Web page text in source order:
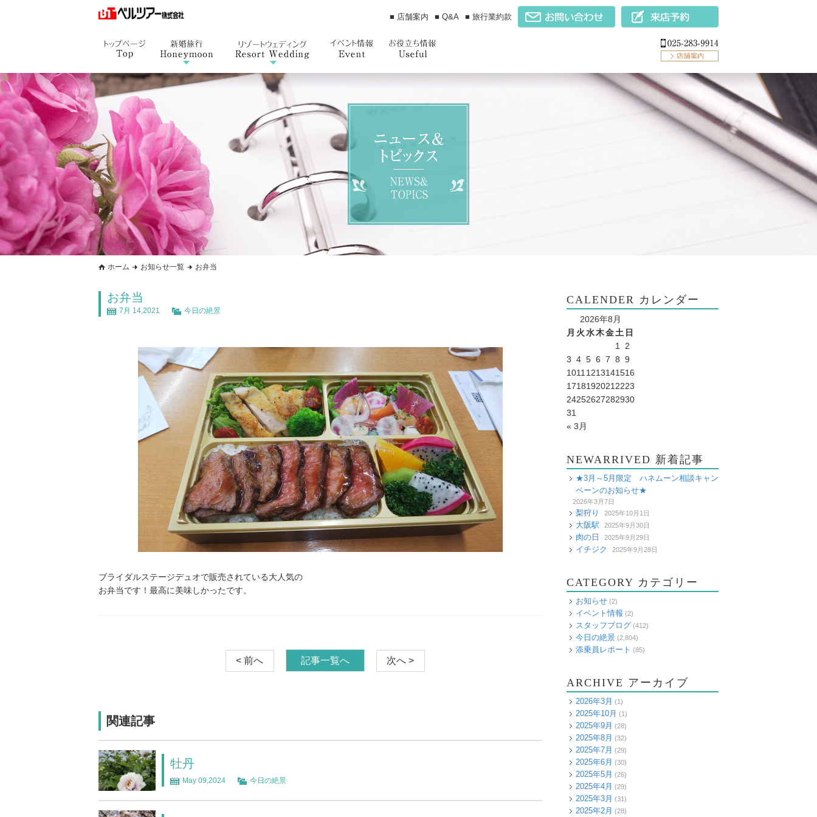
■ 店舗案内 ■ Q&A ■ 旅行業約款
ホーム お知らせ一覧 お弁当
お弁当
7月 14,2021 今日の絶景
ブライダルステージデュオで販売されている大人気の
お弁当です！最高に美味しかったです。
< 前へ 記事一覧へ 次へ >
関連記事
牡丹
May 09,2024 今日の絶景
CALENDER カレンダー
2026年8月
月 火水木金土 日
1
2
3 4 5 6 7 8 9
1011 1213141516
1718192021 2223
24252627282930
31
« 3月
NEWARRIVED 新着記事
★3月～5月限定 ハネムーン相談キャン
ペーンのお知らせ★
2026年3月7日
梨狩り 2025年10月1日
大阪駅 2025年9月30日
肉の日 2025年9月29日
イチジク 2025年9月28日
CATEGORY カテゴリー
お知らせ (2)
イベント情報 (2)
スタッフブログ (412)
今日の絶景 (2,804)
添乗員レポート (85)
ARCHIVE アーカイブ
2026年3月 (1)
2025年10月 (1)
2025年9月 (28)
2025年8月 (32)
2025年7月 (29)
2025年6月 (30)
2025年5月 (26)
2025年4月 (29)
2025年3月 (31)
2025年2月 (28)